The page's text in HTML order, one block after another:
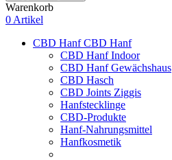
Warenkorb
0 Artikel
CBD HanfCBD Hanf
CBD Hanf Indoor
CBD Hanf Gewächshaus
CBD Hasch
CBD Joints Ziggis
Hanfstecklinge
CBD-Produkte
Hanf-Nahrungsmittel
Hanfkosmetik